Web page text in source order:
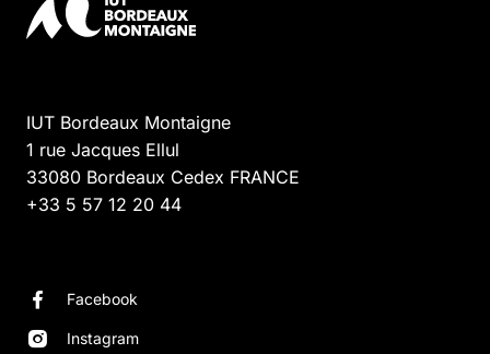
IUT Bordeaux Montaigne
1 rue Jacques Ellul
33080 Bordeaux Cedex FRANCE
+33 5 57 12 20 44
Facebook
Instagram